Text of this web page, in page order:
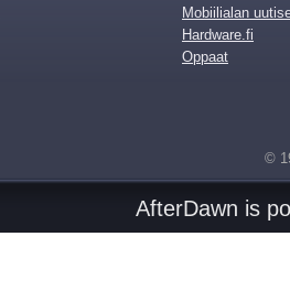
Mobiilialan
Hardware.fi
Oppaat
©
AfterDawn is